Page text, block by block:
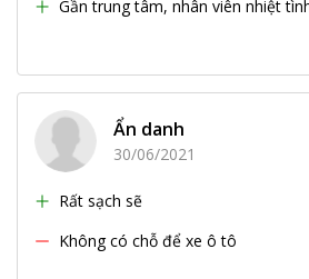
Gần trung tâm, nhân viên nhiệt
Ẩn danh
30/06/2021
Rất sạch sẽ
Không có chỗ để xe ô tô